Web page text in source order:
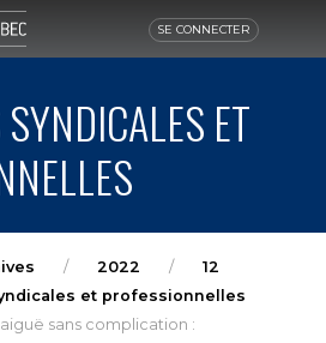
SE CONNECTER
ET
2022
12
et professionnelles
sans complication :